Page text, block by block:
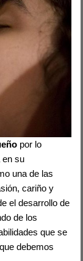
por lo
en su
una de las
cariño y
el desarrollo de
de los
que se
debemos